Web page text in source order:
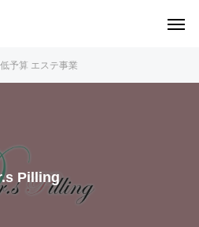
予算 エステ事業
Pilling